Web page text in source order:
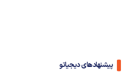
پیشنهادهای دیجیاتو